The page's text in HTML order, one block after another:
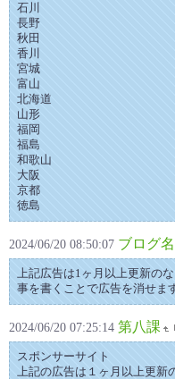
石川
長野
秋田
香川
宮城
富山
北海道
山形
福岡
福島
和歌山
大阪
京都
徳島
2024/06/20 08:50:07 ブログ
上記広告は1ヶ月以上更新の
事を書くことで広告を消せま
2024/06/20 07:25:14 第八課
スポンサーサイト
上記の広告は１ヶ月以上更新